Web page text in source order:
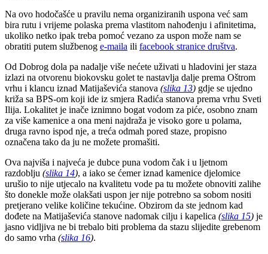
Na ovo hodočašće u pravilu nema organiziranih uspona već sam
bira rutu i vrijeme polaska prema vlastitom nahođenju i afinitetima,
ukoliko netko ipak treba pomoć vezano za uspon može nam se
obratiti putem službenog e-maila ili facebook stranice društva.
Od Dobrog dola pa nadalje više nećete uživati u hladovini jer staza
izlazi na otvorenu biokovsku golet te nastavlja dalje prema Oštrom
vrhu i klancu iznad Matijaševića stanova (slika 13) gdje se ujedno
križa sa BPS-om koji ide iz smjera Radića stanova prema vrhu Sveti
Ilija. Lokalitet je inače iznimno bogat vodom za piće, osobno znam
za više kamenice a ona meni najdraža je visoko gore u polama,
druga ravno ispod nje, a treća odmah pored staze, propisno
označena tako da ju ne možete promašiti.
Ova najviša i najveća je dubce puna vodom čak i u ljetnom
razdoblju (slika 14), a iako se ćemer iznad kamenice djelomice
urušio to nije utjecalo na kvalitetu vode pa tu možete obnoviti zalihe
što donekle može olakšati uspon jer nije potrebno sa sobom nositi
pretjerano velike količine tekućine. Obzirom da ste jednom kad
dođete na Matijaševića stanove nadomak cilju i kapelica (slika 15) je
jasno vidljiva ne bi trebalo biti problema da stazu slijedite grebenom
do samo vrha (slika 16).